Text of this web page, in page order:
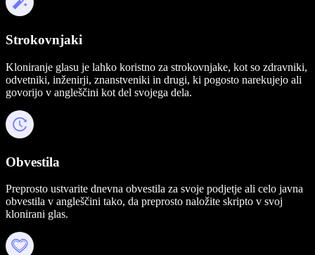
Strokovnjaki
Kloniranje glasu je lahko koristno za strokovnjake, kot so zdravniki,
odvetniki, inženirji, znanstveniki in drugi, ki pogosto narekujejo ali
govorijo v angleščini kot del svojega dela.
Obvestila
Preprosto ustvarite dnevna obvestila za svoje podjetje ali celo javna
obvestila v angleščini tako, da preprosto naložite skripto v svoj
klonirani glas.